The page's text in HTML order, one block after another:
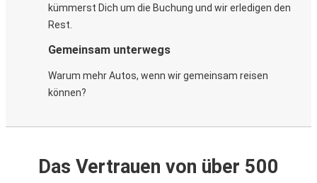
kümmerst Dich um die Buchung und wir erledigen den
Rest.
Gemeinsam unterwegs
Warum mehr Autos, wenn wir gemeinsam reisen
können?
Das Vertrauen von über 500